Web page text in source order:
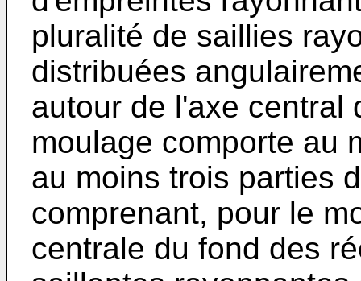
pluralité de saillies
distribuées
autour de l'axe central
moulage comporte au
au moins trois parties
comprenant, pour le
centrale du fond des